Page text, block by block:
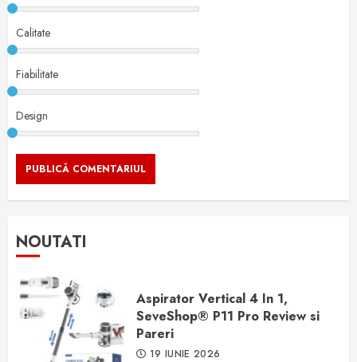
Calitate
Fiabilitate
Design
NOUTATI
Aspirator Vertical 4 In 1,
SeveShop® P11 Pro Review si
Pareri
19 IUNIE 2026